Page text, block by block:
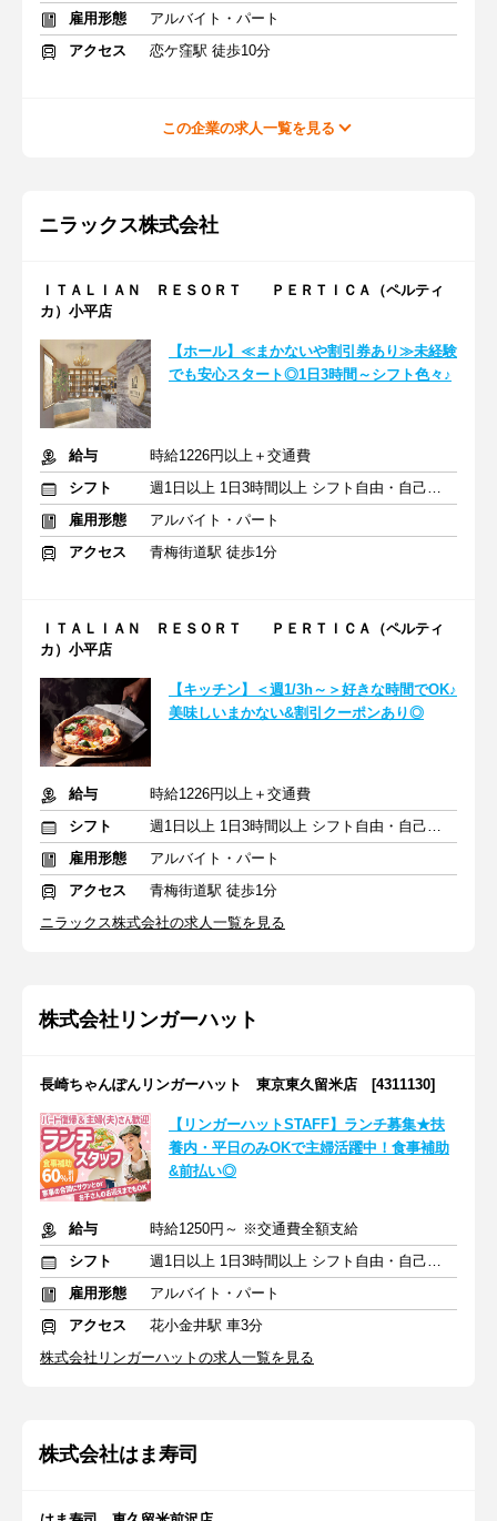
雇用形態
アルバイト・パート
アクセス
恋ケ窪駅 徒歩10分
この企業の求人一覧を見る
ニラックス株式会社
ＩＴＡＬＩＡＮ ＲＥＳＯＲＴ ＰＥＲＴＩＣＡ（ペルティ
カ）小平店
【ホール】≪まかないや割引券あり≫未経験
でも安心スタート◎1日3時間～シフト色々♪
給与
時給1226円以上＋交通費
シフト
週1日以上 1日3時間以上 シフト自由・自己申告
雇用形態
アルバイト・パート
アクセス
青梅街道駅 徒歩1分
ＩＴＡＬＩＡＮ ＲＥＳＯＲＴ ＰＥＲＴＩＣＡ（ペルティ
カ）小平店
【キッチン】＜週1/3h～＞好きな時間でOK♪
美味しいまかない&割引クーポンあり◎
給与
時給1226円以上＋交通費
シフト
週1日以上 1日3時間以上 シフト自由・自己申告
雇用形態
アルバイト・パート
アクセス
青梅街道駅 徒歩1分
ニラックス株式会社の求人一覧を見る
株式会社リンガーハット
長崎ちゃんぽんリンガーハット 東京東久留米店 [4311130]
【リンガーハットSTAFF】ランチ募集★扶
養内・平日のみOKで主婦活躍中！食事補助
&前払い◎
給与
時給1250円～ ※交通費全額支給
シフト
週1日以上 1日3時間以上 シフト自由・自己申告
雇用形態
アルバイト・パート
アクセス
花小金井駅 車3分
株式会社リンガーハットの求人一覧を見る
株式会社はま寿司